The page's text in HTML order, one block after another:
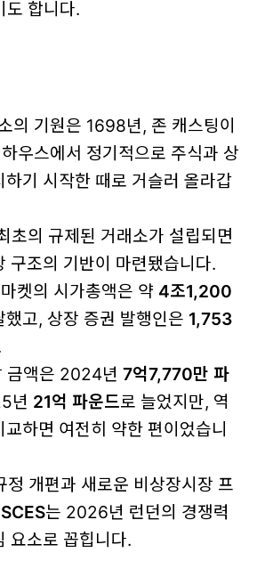
도 합니다.
의 기원은 1698년, 존 캐스팅이
우스에서 정기적으로 주식과 상
하기 시작한 때로 거슬러 올라갑
초의 규제된 거래소가 설립되면
구조의 기반이 마련됐습니다.
켓의 시가총액은 약 4조1,200
했고, 상장 증권 발행인은 1,753
금액은 2024년 7억7,770만 파
년 21억 파운드로 늘었지만, 역
하면 여전히 약한 편이었습니
정 개편과 새로운 비상장시장 프
는 2026년 런던의 경쟁력
요소로 꼽힙니다.